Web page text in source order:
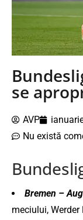
se
AVP
Nu există
Bremen –
meciului,